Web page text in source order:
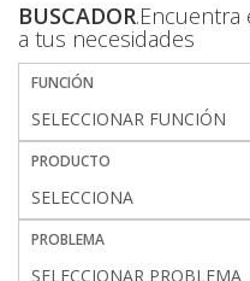
BUSCADOR
a tus necesidades
FUNCIÓN
PRODUCTO
PROBLEMA